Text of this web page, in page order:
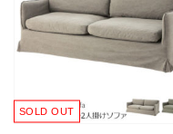
SOLD OUT